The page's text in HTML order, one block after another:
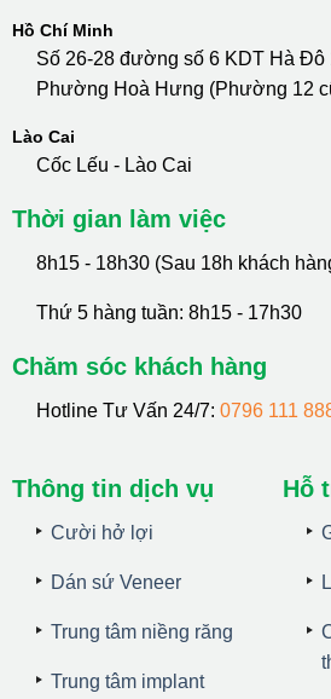
Hồ Chí Minh
Số 26-28 đường số 6 KDT Hà Đô
Phường Hoà Hưng (Phường 12
Lào Cai
Cốc Lếu - Lào Cai
Thời gian làm việc
8h15 - 18h30 (Sau 18h khách
Thứ 5 hàng tuần: 8h15 - 17h30
Chăm sóc khách hàng
Hotline Tư Vấn 24/7: 0796 111
Thông tin dịch vụ
Cười hở lợi
Dán sứ Veneer
Trung tâm niềng răng
Trung tâm implant
Hỗ